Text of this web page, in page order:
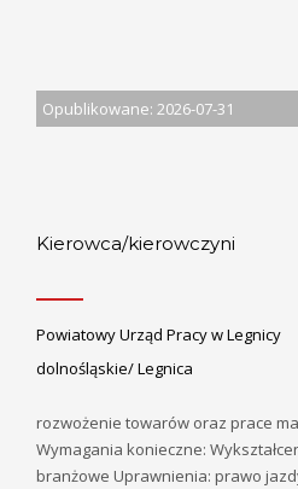
Opublikowane: 2026-07-31
Kierowca/kierowczyni
Powiatowy Urząd Pracy w Legnicy
dolnośląskie/ Legnica
rozwożenie towarów oraz prace
Wymagania konieczne:
branżowe Uprawnienia: prawo